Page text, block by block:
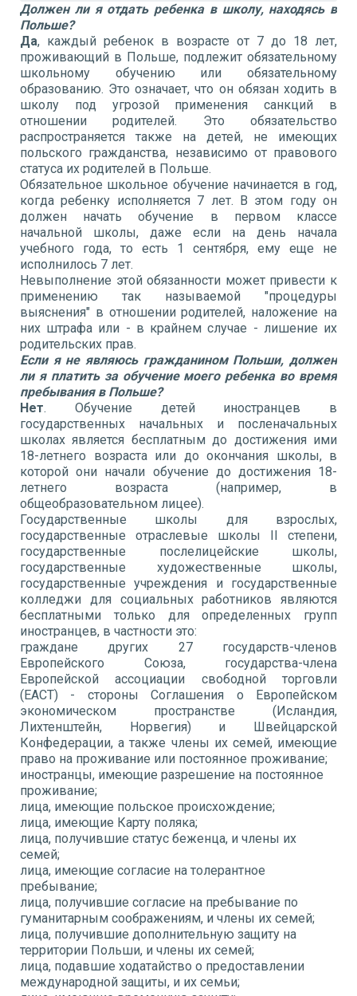
Должен ли я отдать ребенка в школу, находясь в
Польше?
Да, каждый ребенок в возрасте от 7 до 18 лет,
проживающий в Польше, подлежит обязательному
школьному обучению или обязательному
образованию. Это означает, что он обязан ходить в
школу под угрозой применения санкций в
отношении родителей. Это обязательство
распространяется также на детей, не имеющих
польского гражданства, независимо от правового
статуса их родителей в Польше.
Обязательное школьное обучение начинается в год,
когда ребенку исполняется 7 лет. В этом году он
должен начать обучение в первом классе
начальной школы, даже если на день начала
учебного года, то есть 1 сентября, ему еще не
исполнилось 7 лет.
Невыполнение этой обязанности может привести к
применению так называемой "процедуры
выяснения" в отношении родителей, наложение на
них штрафа или - в крайнем случае - лишение их
родительских прав.
Если я не являюсь гражданином Польши, должен
ли я платить за обучение моего ребенка во время
пребывания в Польше?
Нет. Обучение детей иностранцев в
государственных начальных и посленачальных
школах является бесплатным до достижения ими
18-летнего возраста или до окончания школы, в
которой они начали обучение до достижения 18-
летнего возраста (например, в
общеобразовательном лицее).
Государственные школы для взрослых,
государственные отраслевые школы II степени,
государственные послелицейские школы,
государственные художественные школы,
государственные учреждения и государственные
колледжи для социальных работников являются
бесплатными только для определенных групп
иностранцев, в частности это:
граждане других 27 государств-членов
Европейского Союза, государства-члена
Европейской ассоциации свободной торговли
(ЕАСТ) - стороны Соглашения о Европейском
экономическом пространстве (Исландия,
Лихтенштейн, Норвегия) и Швейцарской
Конфедерации, а также члены их семей, имеющие
право на проживание или постоянное проживание;
иностранцы, имеющие разрешение на постоянное
проживание;
лица, имеющие польское происхождение;
лица, имеющие Карту поляка;
лица, получившие статус беженца, и члены их
семей;
лица, имеющие согласие на толерантное
пребывание;
лица, получившие согласие на пребывание по
гуманитарным соображениям, и члены их семей;
лица, получившие дополнительную защиту на
территории Польши, и члены их семей;
лица, подавшие ходатайство о предоставлении
международной защиты, и их семьи;